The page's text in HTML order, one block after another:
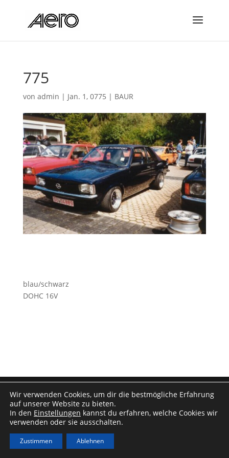
775
von admin | Jan. 1, 0775 | BAUR
blau/schwarz
DOHC 16V
Impressum |Datenschutz
Wir verwenden Cookies, um dir die bestmögliche Erfahrung
auf unserer Website zu bieten.
In den Einstellungen kannst du erfahren, welche Cookies wir
verwenden oder sie ausschalten.
Zustimmen Ablehnen